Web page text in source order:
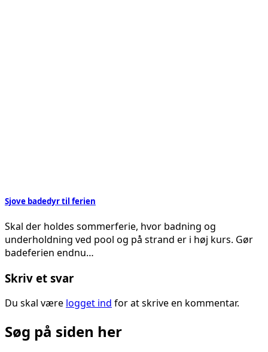
Sjove badedyr til ferien
Skal der holdes sommerferie, hvor badning og
underholdning ved pool og på strand er i høj kurs. Gør
badeferien endnu…
Skriv et svar
Du skal være logget ind for at skrive en kommentar.
Søg på siden her